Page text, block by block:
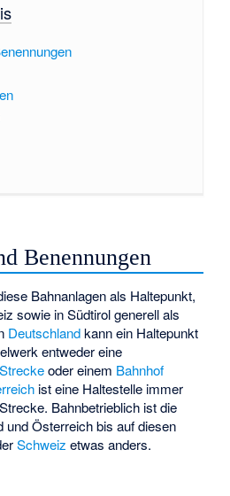
Benennungen
Bahnanlagen als Haltepunkt,
sowie in Südtirol generell als
Deutschlandkann ein Haltepunkt
entweder eine
oder einem Bahnhof
ist eine Haltestelle immer
Bahnbetrieblich ist die
und Österreich bis auf diesen
Schweiz etwas anders.